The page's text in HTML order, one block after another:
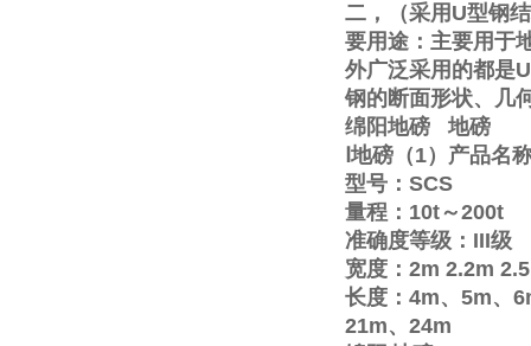
二，（采用 U型钢
要用途：主要用于
外广泛采用的都是U
钢的断面形状、几
绵阳地磅
地磅
地磅（1）产品名
型号： SCS
量程： 10t～200t
准确度等级： III级
宽度： 2m 2.2m
长度： 4m、 5m、
21m、 24m